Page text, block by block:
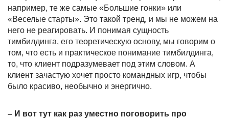
например, те же самые «Большие гонки» или
«Веселые старты». Это такой тренд, и мы не можем на
него не реагировать. И понимая сущность
тимбилдинга, его теоретическую основу, мы говорим о
том, что есть и практическое понимание тимбилдинга,
то, что клиент подразумевает под этим словом. А
клиент зачастую хочет просто командных игр, чтобы
было красиво, необычно и энергично.
– И вот тут как раз уместно поговорить про